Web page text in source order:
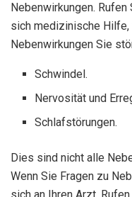
Nebenwirkungen.
sich medizinische
Nebenwirkungen Sie
Schwindel.
Nervosität und
Schlafstörungen.
Dies sind nicht alle
Wenn Sie Fragen zu